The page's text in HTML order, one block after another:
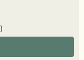
)